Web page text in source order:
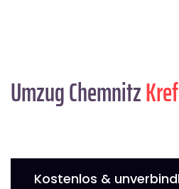
Umzug Chemnitz
Kostenlos &